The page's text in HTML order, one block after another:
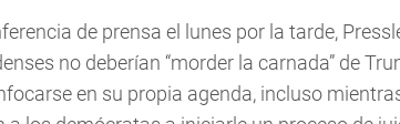
de prensa el lunes por la tarde,
no deberían “morder la carnada” de
en su propia agenda, incluso